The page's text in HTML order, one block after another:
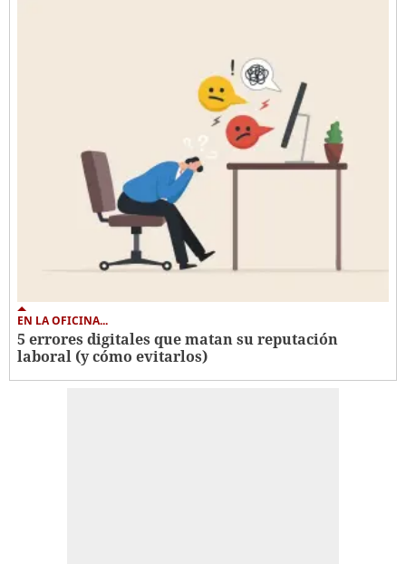
EN LA OFICINA...
5 errores digitales que matan su reputación
laboral (y cómo evitarlos)